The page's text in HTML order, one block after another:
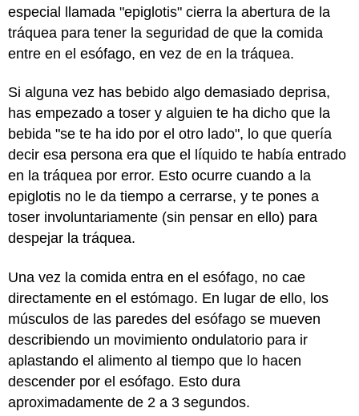
especial llamada "epiglotis" cierra la abertura de la
tráquea para tener la seguridad de que la comida
entre en el esófago, en vez de en la tráquea.
Si alguna vez has bebido algo demasiado deprisa,
has empezado a toser y alguien te ha dicho que la
bebida "se te ha ido por el otro lado", lo que quería
decir esa persona era que el líquido te había entrado
en la tráquea por error. Esto ocurre cuando a la
epiglotis no le da tiempo a cerrarse, y te pones a
toser involuntariamente (sin pensar en ello) para
despejar la tráquea.
Una vez la comida entra en el esófago, no cae
directamente en el estómago. En lugar de ello, los
músculos de las paredes del esófago se mueven
describiendo un movimiento ondulatorio para ir
aplastando el alimento al tiempo que lo hacen
descender por el esófago. Esto dura
aproximadamente de 2 a 3 segundos.